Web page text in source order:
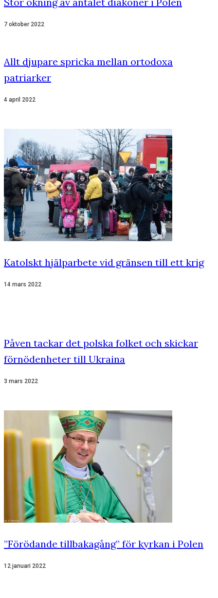
7 oktober 2022
Allt djupare spricka mellan ortodoxa
patriarker
4 april 2022
Katolskt hjälparbete vid gränsen till ett krig
14 mars 2022
Påven tackar det polska folket och skickar
förnödenheter till Ukraina
3 mars 2022
”Förödande tillbakagång” för kyrkan i Polen
12 januari 2022